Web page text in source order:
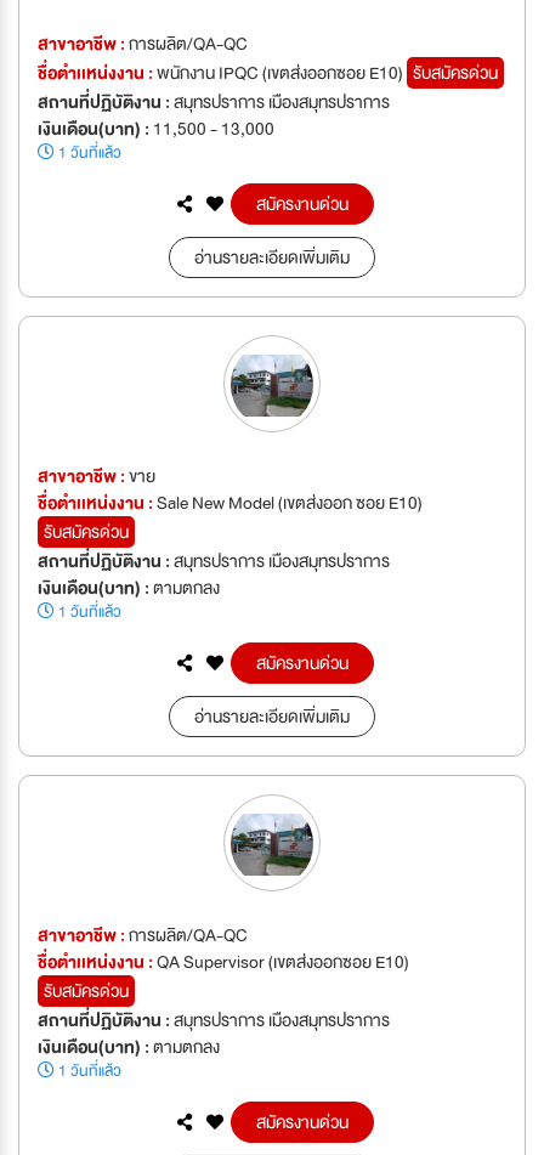
สาขาอาชีพ :การผลิต/QA-QC
ชื่อตำเเหน่งงาน :พนักงาน IPQC (เขตส่งออกซอย E10) รับสมัครด่วน
สถานที่ปฏิบัติงาน :สมุทรปราการ เมืองสมุทรปราการ
เงินเดือน(บาท) : 11,500 - 13,000
1 วันที่แล้ว
สมัครงานด่วน
อ่านรายละเอียดเพิ่มเติม
สาขาอาชีพ :ขาย
ชื่อตำเเหน่งงาน :Sale New Model (เขตส่งออก ซอย E10)
รับสมัครด่วน
สถานที่ปฏิบัติงาน :สมุทรปราการ เมืองสมุทรปราการ
เงินเดือน(บาท) :ตามตกลง
1 วันที่แล้ว
สมัครงานด่วน
อ่านรายละเอียดเพิ่มเติม
สาขาอาชีพ :การผลิต/QA-QC
ชื่อตำเเหน่งงาน :QA Supervisor (เขตส่งออกซอย E10)
รับสมัครด่วน
สถานที่ปฏิบัติงาน :สมุทรปราการ เมืองสมุทรปราการ
เงินเดือน(บาท) :ตามตกลง
1 วันที่แล้ว
สมัครงานด่วน